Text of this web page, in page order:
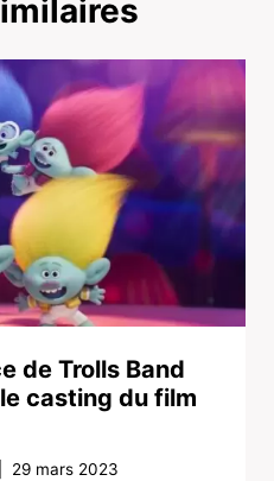
de Trolls Band
casting du film
29 mars 2023